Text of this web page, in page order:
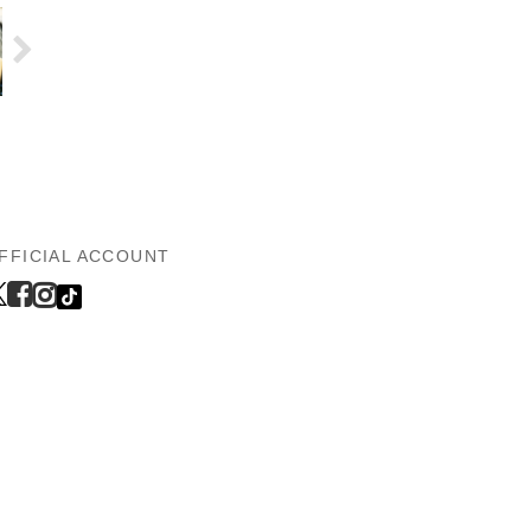
ACCOUNT